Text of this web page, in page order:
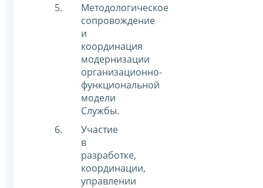
Методологическое
сопровождение
и
координация
модернизации
организационно-
функциональной
модели
Службы.
Участие
в
разработке,
координации,
управлении